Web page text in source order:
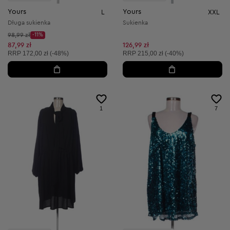
Yours
Długa sukienka
Cena początkowa:
98,99 zł
Discount Price:
-11%
Obniżona cena:
87,99 zł
Cena sugerowana:
RRP 172,00 zł (-48%)
Yours XXL
Sukienka
126,99 zł
Cena sugerowana:
RRP 215,00 zł (-40%)
1 7